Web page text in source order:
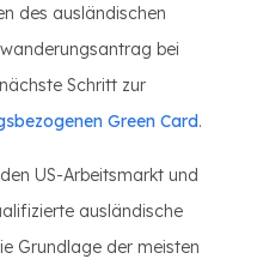
des ausländischen
bei
Schritt zur
Green Card.
US-Arbeitsmarkt und
ausländische
Grundlage der meisten